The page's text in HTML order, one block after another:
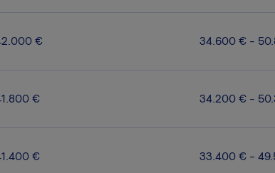
€ 34.600 € -
€ 34.200 € -
€ 33.400 € -